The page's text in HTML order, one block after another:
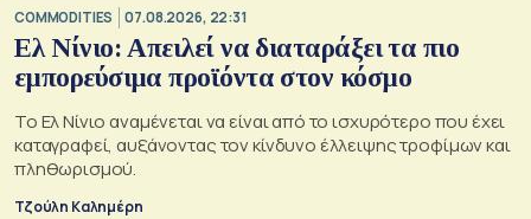
COMMODITIES 07.08.2026, 22:31
Ελ Νίνιο: Απειλεί να διαταράξει τα πιο
εμπορεύσιμα προϊόντα στον κόσμο
Το Ελ Νίνιο αναμένεται να είναι από το ισχυρότερο που έχει
καταγραφεί, αυξάνοντας τον κίνδυνο έλλειψης τροφίμων και
πληθωρισμού.
Τζούλη Καλημέρη